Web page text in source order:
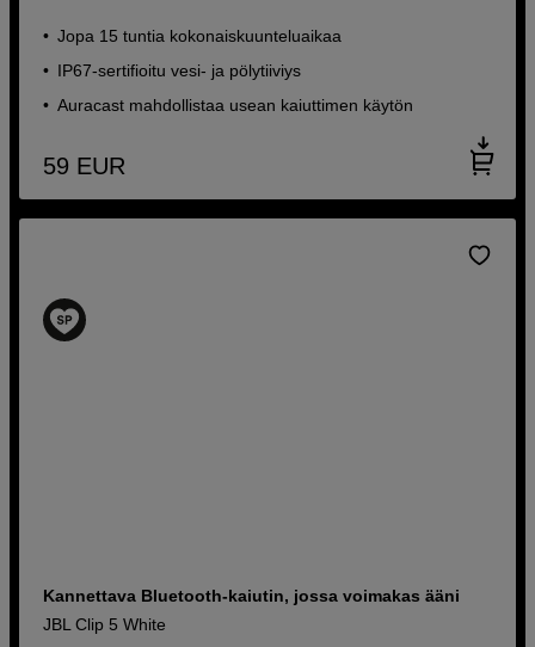
Jopa 15 tuntia kokonaiskuunteluaikaa
IP67-sertifioitu vesi- ja pölytiiviys
Auracast mahdollistaa usean kaiuttimen käytön
59 EUR
Kannettava Bluetooth-kaiutin, jossa voimakas ääni
JBL Clip 5 White